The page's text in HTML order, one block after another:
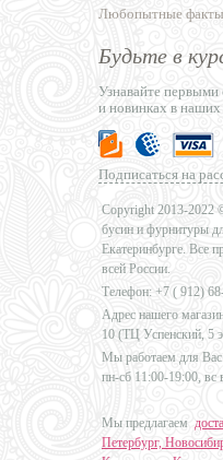
Любопытные факты
Будьте в
Узнавайте первыми
и новинках в наших
Подписаться на
Copyright 2013-2022
бусин и фурнитуры
Екатеринбурге. Все
всей России.
Телефон: +7 ( 912)
Адрес нашего
10 (ТЦ Успенский, 5
Мы работаем для
пн-сб 11:00-19:00, вс
Мы предлагаем
Петербург,